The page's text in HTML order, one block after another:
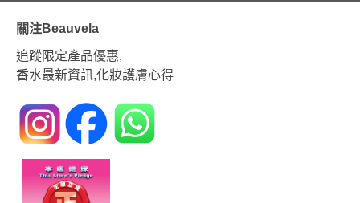
關注Beauvela
追蹤限定產品優惠,
香水最新資訊,化妝護膚心得